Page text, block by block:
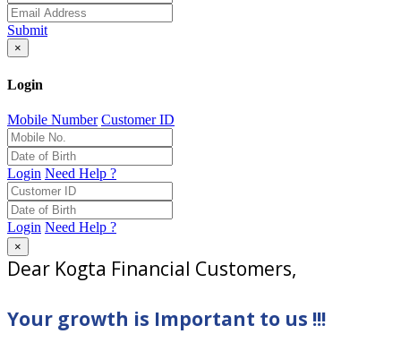
Submit
×
Login
Mobile Number Customer ID
Login Need Help ?
Login Need Help ?
×
Dear Kogta Financial Customers,
Your growth is Important to us !!!